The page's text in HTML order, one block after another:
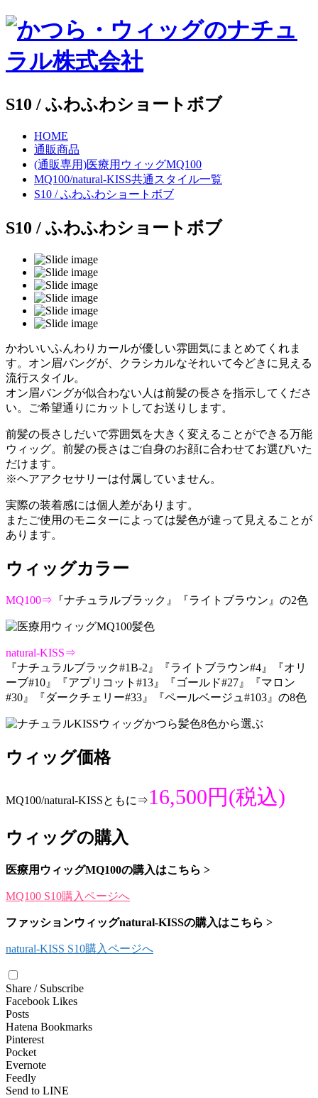
S10 / ふわふわショートボブ
HOME
通販商品
(通販専用)医療用ウィッグMQ100
MQ100/natural-KISS共通スタイル一覧
S10 / ふわふわショートボブ
S10 / ふわふわショートボブ
かわいいふんわりカールが優しい雰囲気にまとめてくれま
す。オン眉バングが、クラシカルなそれいて今どきに見える
流行スタイル。
オン眉バングが似合わない人は前髪の長さを指示してくださ
い。ご希望通りにカットしてお送りします。
前髪の長さしだいで雰囲気を大きく変えることができる万能
ウィッグ。前髪の長さはご自身のお顔に合わせてお選びいた
だけます。
※ヘアアクセサリーは付属していません。
実際の装着感には個人差があります。
またご使用のモニターによっては髪色が違って見えることが
あります。
ウィッグカラー
MQ100⇒ 『ナチュラルブラック』『ライトブラウン』の2色
natural-KISS⇒
『ナチュラルブラック#1B-2』『ライトブラウン#4』『オリ
ーブ#10』『アプリコット#13』『ゴールド#27』『マロン
#30』『ダークチェリー#33』『ペールベージュ#103』の8色
ウィッグ価格
MQ100/natural-KISSともに⇒16,500円(税込)
ウィッグの購入
医療用ウィッグMQ100の購入はこちら >
MQ100 S10購入ページへ
ファッションウィッグnatural-KISSの購入はこちら >
natural-KISS S10購入ページへ
Share / Subscribe
Facebook Likes
Posts
Hatena Bookmarks
Pinterest
Pocket
Evernote
Feedly
Send to LINE